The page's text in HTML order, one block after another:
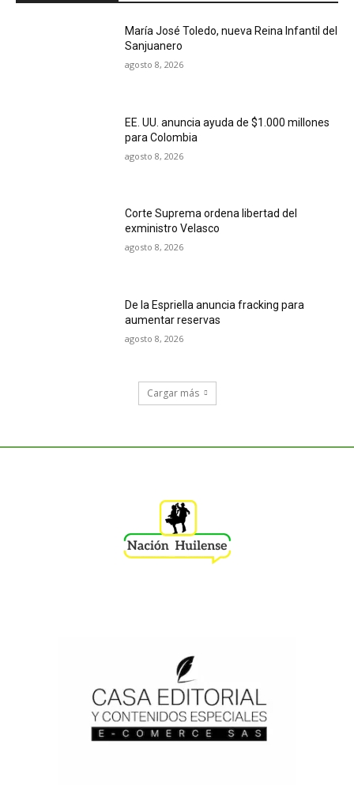
María José Toledo, nueva Reina Infantil del
Sanjuanero
agosto 8, 2026
EE. UU. anuncia ayuda de $1.000 millones
para Colombia
agosto 8, 2026
Corte Suprema ordena libertad del
exministro Velasco
agosto 8, 2026
De la Espriella anuncia fracking para
aumentar reservas
agosto 8, 2026
Cargar más